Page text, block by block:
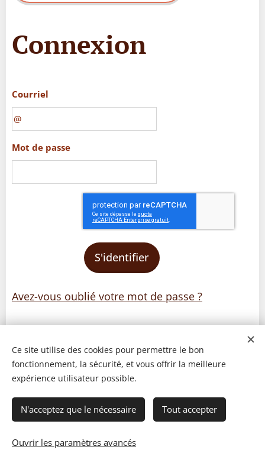
Connexion
Courriel
Mot de passe
S'identifier
Avez-vous oublié votre mot de passe ?
© 2023 Les recettes d'Henri-Luc. Tous droits réservés.
Ce site utilise des cookies pour permettre le bon
fonctionnement, la sécurité, et vous offrir la meilleure
expérience utilisateur possible.
N'acceptez que le nécessaire Tout accepter
Ouvrir les paramètres avancés